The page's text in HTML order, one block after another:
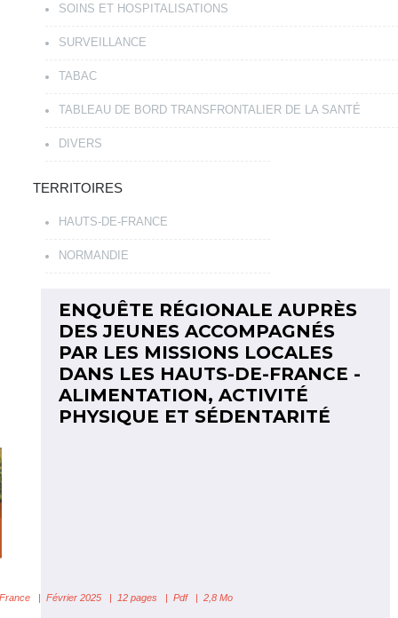
SOINS ET HOSPITALISATIONS
SURVEILLANCE
TABAC
TABLEAU DE BORD TRANSFRONTALIER DE LA SANTÉ
DIVERS
TERRITOIRES
HAUTS-DE-FRANCE
NORMANDIE
ENQUÊTE RÉGIONALE AUPRÈS
DES JEUNES ACCOMPAGNÉS
PAR LES MISSIONS LOCALES
DANS LES HAUTS-DE-FRANCE -
ALIMENTATION, ACTIVITÉ
PHYSIQUE ET SÉDENTARITÉ
| Février 2025 | 12 pages | Pdf | 2,8 Mo